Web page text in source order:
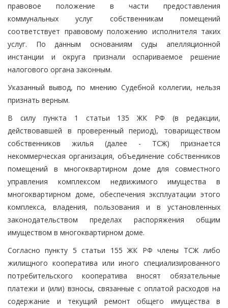
правовое положение в части предоставления
коммунальных услуг собственникам помещений
соответствует правовому положению исполнителя таких
услуг. По данным основаниям суды апелляционной
инстанции и округа признали оспариваемое решение
налогового органа законным.
Указанный вывод, по мнению Судебной коллегии, нельзя
признать верным.
В силу пункта 1 статьи 135 ЖК РФ (в редакции,
действовавшей в проверенный период), товариществом
собственников жилья (далее - ТСЖ) признается
некоммерческая организация, объединение собственников
помещений в многоквартирном доме для совместного
управления комплексом недвижимого имущества в
многоквартирном доме, обеспечения эксплуатации этого
комплекса, владения, пользования и в установленных
законодательством пределах распоряжения общим
имуществом в многоквартирном доме.
Согласно пункту 5 статьи 155 ЖК РФ члены ТСЖ либо
жилищного кооператива или иного специализированного
потребительского кооператива вносят обязательные
платежи и (или) взносы, связанные с оплатой расходов на
содержание и текущий ремонт общего имущества в